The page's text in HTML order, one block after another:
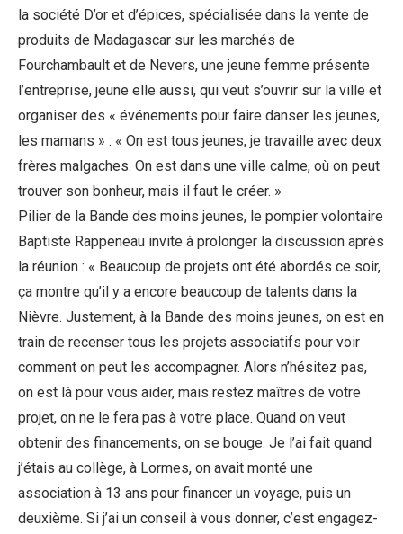
la société D’or et d’épices, spécialisée dans la vente de
produits de Madagascar sur les marchés de
Fourchambault et de Nevers, une jeune femme présente
l’entreprise, jeune elle aussi, qui veut s’ouvrir sur la ville et
organiser des « événements pour faire danser les jeunes,
les mamans » : « On est tous jeunes, je travaille avec deux
frères malgaches. On est dans une ville calme, où on peut
trouver son bonheur, mais il faut le créer. »
Pilier de la Bande des moins jeunes, le pompier volontaire
Baptiste Rappeneau invite à prolonger la discussion après
la réunion : « Beaucoup de projets ont été abordés ce soir,
ça montre qu’il y a encore beaucoup de talents dans la
Nièvre. Justement, à la Bande des moins jeunes, on est en
train de recenser tous les projets associatifs pour voir
comment on peut les accompagner. Alors n’hésitez pas,
on est là pour vous aider, mais restez maîtres de votre
projet, on ne le fera pas à votre place. Quand on veut
obtenir des financements, on se bouge. Je l’ai fait quand
j’étais au collège, à Lormes, on avait monté une
association à 13 ans pour financer un voyage, puis un
deuxième. Si j’ai un conseil à vous donner, c’est engagez-